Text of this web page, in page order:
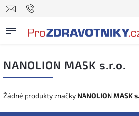
NANOLION MASK s.r.o.
Žádné produkty značky NANOLION MASK